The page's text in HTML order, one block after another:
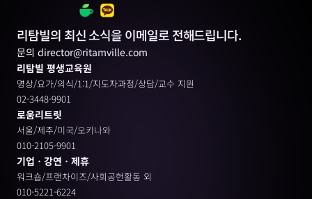
리탐빌의 최신 소식을 이메일로 전해드립니다.
문의 director@ritamville.com
리탐빌 평생교육원
명상/요가/의식/1:1/지도자과정/상담/교수 지원
02-3448-9901
로움리트릿
서울/제주/미국/오키나와
010-2105-9901
기업ㆍ강연ㆍ제휴
워크숍/프랜차이즈/사회공헌활동 외
010-5221-6224